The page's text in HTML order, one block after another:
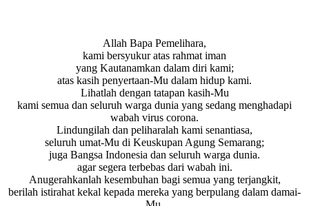
Allah Bapa Pemelihara,
kami bersyukur atas rahmat iman
yang Kautanamkan dalam diri kami;
atas kasih penyertaan-Mu dalam hidup kami.
Lihatlah dengan tatapan kasih-Mu
kami semua dan seluruh warga dunia yang sedang menghadapi
wabah virus corona.
Lindungilah dan peliharalah kami senantiasa,
seluruh umat-Mu di Keuskupan Agung Semarang;
juga Bangsa Indonesia dan seluruh warga dunia.
agar segera terbebas dari wabah ini.
Anugerahkanlah kesembuhan bagi semua yang terjangkit,
berilah istirahat kekal kepada mereka yang berpulang dalam damai-